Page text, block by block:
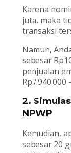
Karena
juta, maka
transaksi
Namun,
sebesar
penjualan
Rp7.940.000
2.
NPWP
Kemudian,
sebesar 20